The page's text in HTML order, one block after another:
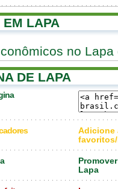
EM LAPA
no Lapa
DE LAPA
Adicione
Lapa